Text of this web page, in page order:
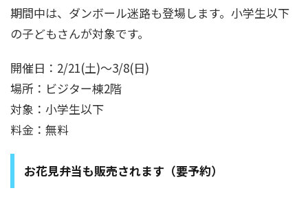
期間中は、ダンボール迷路も登場します。小学生以下
の子どもさんが対象です。
開催日：2/21(土)～3/8(日)
場所：ビジター棟2階
対象：小学生以下
料金：無料
お花見弁当も販売されます（要予約）